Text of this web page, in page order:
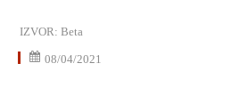
IZVOR: Beta
08/04/2021